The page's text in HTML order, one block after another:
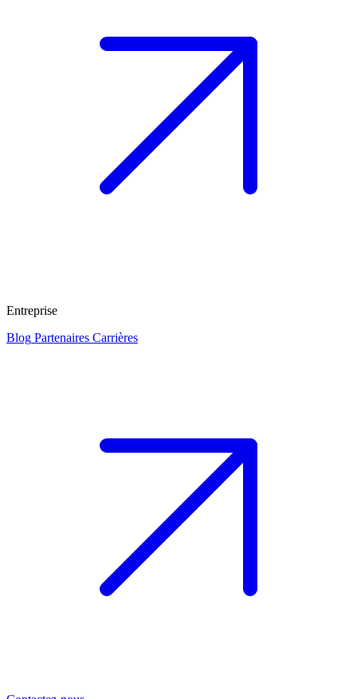
Entreprise
Blog Partenaires Carrières